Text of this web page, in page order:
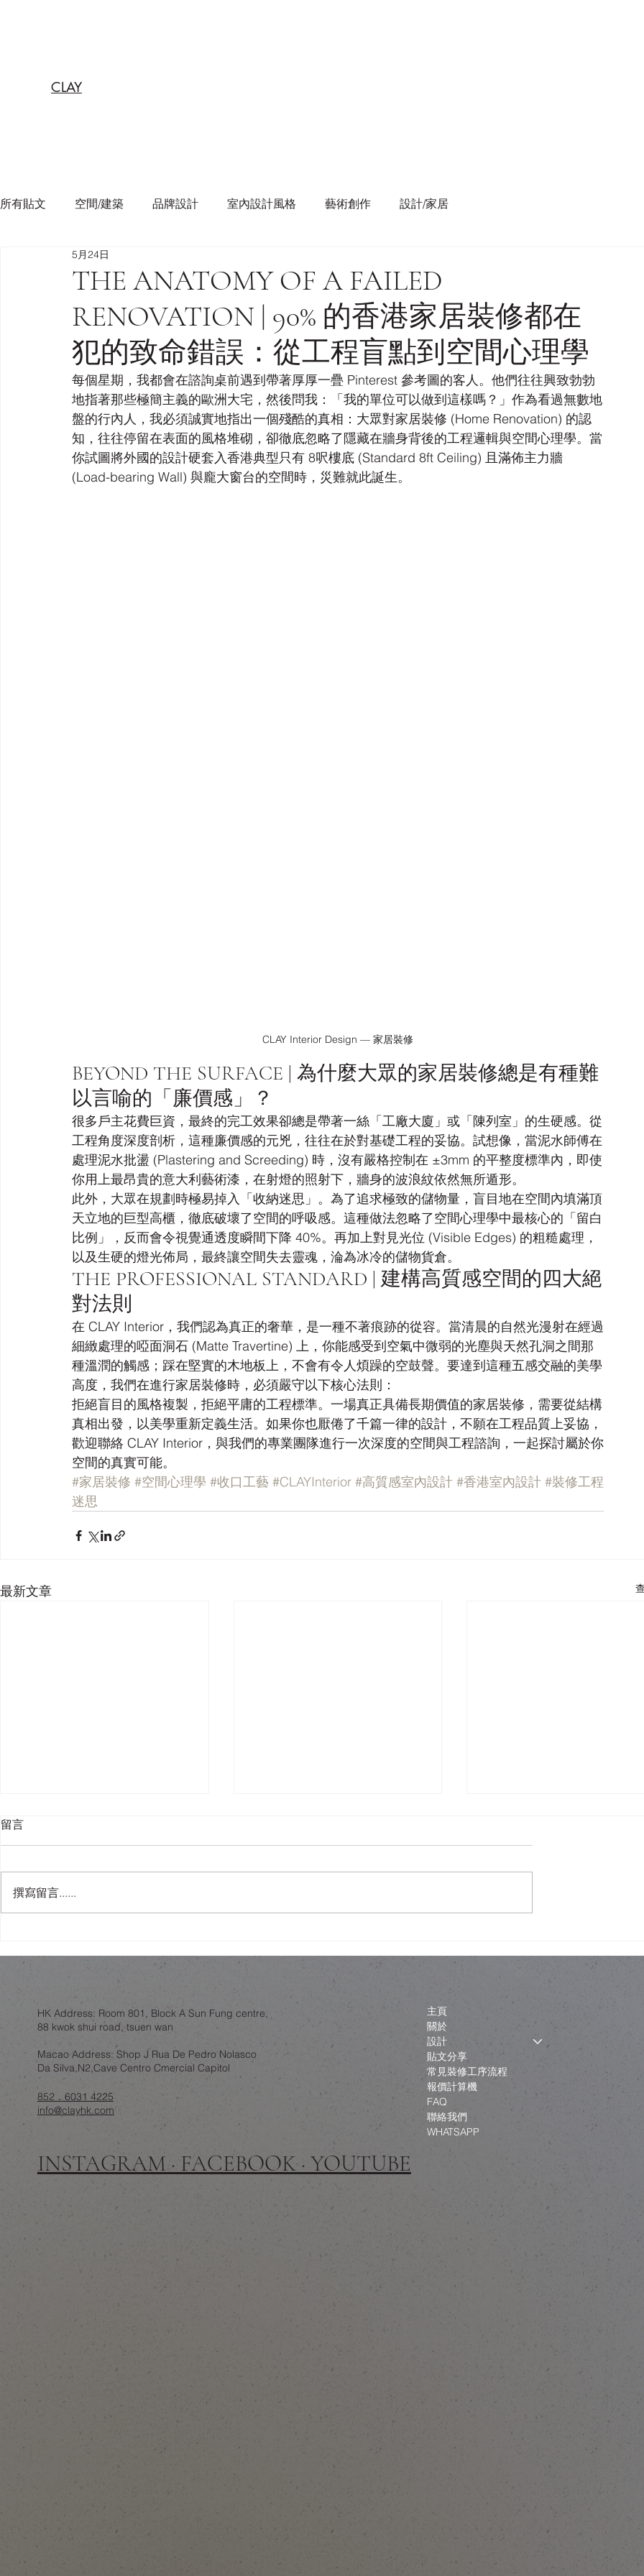
CLAY
所有貼文 空間/建築 品牌設計 室內設計風格 藝術創作 設計/家居
THE ANATOMY OF A FAILED
RENOVATION | 90% 的香港家居裝修都在
犯的致命錯誤：從工程盲點到空間心理學
5月24日
每個星期，我都會在諮詢桌前遇到帶著厚厚一疊 Pinterest 參考圖的客人。他們往往興致勃勃
地指著那些極簡主義的歐洲大宅，然後問我：「我的單位可以做到這樣嗎？」作為看過無數地
盤的行內人，我必須誠實地指出一個殘酷的真相：大眾對家居裝修 (Home Renovation) 的認
知，往往停留在表面的風格堆砌，卻徹底忽略了隱藏在牆身背後的工程邏輯與空間心理學。當
你試圖將外國的設計硬套入香港典型只有 8呎樓底 (Standard 8ft Ceiling) 且滿佈主力牆
(Load-bearing Wall) 與龐大窗台的空間時，災難就此誕生。
CLAY Interior Design — 家居裝修
BEYOND THE SURFACE | 為什麼大眾的家居裝修總是有種難
以言喻的「廉價感」？
很多戶主花費巨資，最終的完工效果卻總是帶著一絲「工廠大廈」或「陳列室」的生硬感。從
工程角度深度剖析，這種廉價感的元兇，往往在於對基礎工程的妥協。試想像，當泥水師傅在
處理泥水批盪 (Plastering and Screeding) 時，沒有嚴格控制在 ±3mm 的平整度標準內，即使
你用上最昂貴的意大利藝術漆，在射燈的照射下，牆身的波浪紋依然無所遁形。
此外，大眾在規劃時極易掉入「收納迷思」。為了追求極致的儲物量，盲目地在空間內填滿頂
天立地的巨型高櫃，徹底破壞了空間的呼吸感。這種做法忽略了空間心理學中最核心的「留白
比例」，反而會令視覺通透度瞬間下降 40%。再加上對見光位 (Visible Edges) 的粗糙處理，
以及生硬的燈光佈局，最終讓空間失去靈魂，淪為冰冷的儲物貨倉。
THE PROFESSIONAL STANDARD | 建構高質感空間的四大絕
對法則
在 CLAY Interior，我們認為真正的奢華，是一種不著痕跡的從容。當清晨的自然光漫射在經過
細緻處理的啞面洞石 (Matte Travertine) 上，你能感受到空氣中微弱的光塵與天然孔洞之間那
種溫潤的觸感；踩在堅實的木地板上，不會有令人煩躁的空鼓聲。要達到這種五感交融的美學
高度，我們在進行家居裝修時，必須嚴守以下核心法則：
拒絕盲目的風格複製，拒絕平庸的工程標準。一場真正具備長期價值的家居裝修，需要從結構
真相出發，以美學重新定義生活。如果你也厭倦了千篇一律的設計，不願在工程品質上妥協，
歡迎聯絡 CLAY Interior，與我們的專業團隊進行一次深度的空間與工程諮詢，一起探討屬於你
空間的真實可能。
#家居裝修 #空間心理學 #收口工藝 #CLAYInterior #高質感室內設計 #香港室內設計 #裝修工程
迷思
最新文章
練：結構限制下的設計取捨
破壞」：翻新工程如何不淪為
書櫃，而係一家人嘅共識
留言
撰寫留言......
HK Address: Room 801, Block A Sun Fung centre,
88 kwok shui road, tsuen wan
Macao Address: Shop J Rua De Pedro Nolasco
Da Silva,N2,Cave Centro Cmercial Capitol
852．6031 4225
info@clayhk.com
INSTAGRAM · FACEBOOK · YOUTUBE
主頁
關於
設計
貼文分享
常見裝修工序流程
報價計算機
FAQ
聯絡我們
WHATSAPP